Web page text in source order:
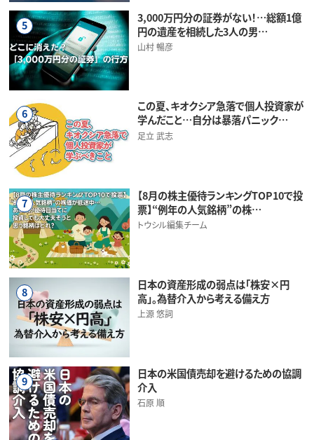
5
3,000万円分の証券がない！…総額1億
円の遺産を相続した3人の男…
山村 暢彦
6
この夏、キオクシア急落で個人投資家が
学んだこと…自分は暴落パニック…
足立 武志
7
【8月の株主優待ランキングTOP10で投
票】“例年の人気銘柄”の株…
トウシル編集チーム
8
日本の資産形成の弱点は「株安×円
高」。為替介入から考える備え方
上源 悠詞
9
日本の米国債売却を避けるための協調
介入
石原 順